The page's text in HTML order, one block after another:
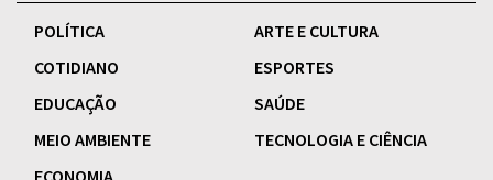
POLÍTICA
ARTE E CULTURA
COTIDIANO
ESPORTES
EDUCAÇÃO
SAÚDE
MEIO AMBIENTE
TECNOLOGIA E CIÊNCIA